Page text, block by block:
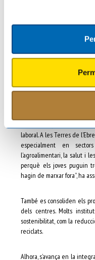
seva formació. Segons
Mirant al
i
laboral. A les Terres de
especialment en
l’agroalimentari, la salut i
perquè els joves puguin
hagin de marxar fora”, ha
També es consoliden els
dels centres. Molts
sostenibilitat, com la
reciclats.
Alhora, s’avança en la